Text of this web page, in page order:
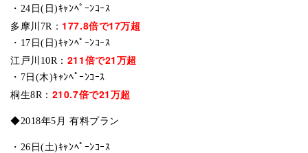
・24日(日)ｷｬﾝﾍﾟｰﾝｺｰｽ
多摩川7R： 177.8倍で17万超
・17日(日)ｷｬﾝﾍﾟｰﾝｺｰｽ
江戸川10R： 211倍で21万超
・7日(木)ｷｬﾝﾍﾟｰﾝｺｰｽ
桐生8R： 210.7倍で21万超
◆2018年5月 有料プラン
・26日(土)ｷｬﾝﾍﾟｰﾝｺｰｽ